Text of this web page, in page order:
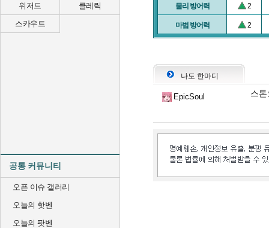
위저드
클레릭
스카우트
공통 커뮤니티
오픈 이슈 갤러리
오늘의 핫벤
오늘의 팟벤
물리 방어력 2
마법 방어력 2
나도 한마디
EpicSoul 스